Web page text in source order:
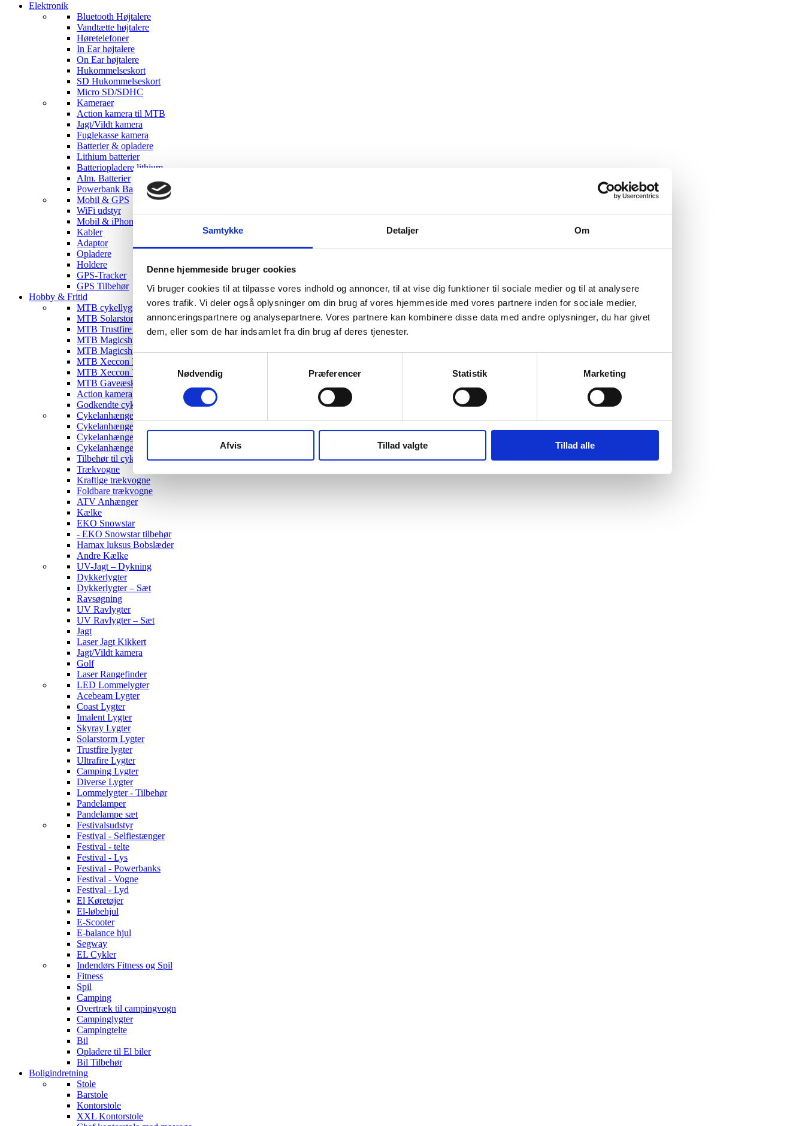
Samtykke Detaljer Om
Denne hjemmeside bruger cookies
Vi bruger cookies til at tilpasse vores indhold og annoncer, til at vise dig funktioner til sociale medier og til at analysere
vores trafik. Vi deler også oplysninger om din brug af vores hjemmeside med vores partnere inden for sociale medier,
annonceringspartnere og analysepartnere. Vores partnere kan kombinere disse data med andre oplysninger, du har givet
dem, eller som de har indsamlet fra din brug af deres tjenester.
Samtykkevalg
Nødvendig
Præferencer Statistik Marketing
Afvis Tillad valgte Tillad alle
Elektronik
Bluetooth Højtalere
Vandtætte højtalere
Høretelefoner
In Ear højtalere
On Ear højtalere
Hukommelseskort
SD Hukommelseskort
Micro SD/SDHC
Kameraer
Action kamera til MTB
Jagt/Vildt kamera
Fuglekasse kamera
Batterier & opladere
Lithium batterier
Batteriopladere lithium
Alm. Batterier
Powerbank Batterier
Mobil & GPS
WiFi udstyr
Mobil & iPhone tilbehør
Kabler
Adaptor
Opladere
Holdere
GPS-Tracker
GPS Tilbehør
Hobby & Fritid
MTB cykellygter
MTB Solarstorm Lygter & tilbehør
MTB Trustfire Lygter
MTB Magicshine Lygter
MTB Magicshine Tilbehør
MTB Xeccon Lygter
MTB Xeccon Tilbehør
MTB Gaveæske
Action kamera til MTB
Godkendte cykellygter & tilbehør
Cykelanhængere
Cykelanhænger til Børn
Cykelanhænger til hunde
Cykelanhænger Cargo
Tilbehør til cykelanhængere
Trækvogne
Kraftige trækvogne
Foldbare trækvogne
ATV Anhænger
Kælke
EKO Snowstar
- EKO Snowstar tilbehør
Hamax luksus Bobslæder
Andre Kælke
UV-Jagt – Dykning
Dykkerlygter
Dykkerlygter – Sæt
Ravsøgning
UV Ravlygter
UV Ravlygter – Sæt
Jagt
Laser Jagt Kikkert
Jagt/Vildt kamera
Golf
Laser Rangefinder
LED Lommelygter
Acebeam Lygter
Coast Lygter
Imalent Lygter
Skyray Lygter
Solarstorm Lygter
Trustfire lygter
Ultrafire Lygter
Camping Lygter
Diverse Lygter
Lommelygter - Tilbehør
Pandelamper
Pandelampe sæt
Festivalsudstyr
Festival - Selfiestænger
Festival - telte
Festival - Lys
Festival - Powerbanks
Festival - Vogne
Festival - Lyd
El Køretøjer
El-løbehjul
E-Scooter
E-balance hjul
Segway
EL Cykler
Indendørs Fitness og Spil
Fitness
Spil
Camping
Overtræk til campingvogn
Campinglygter
Campingtelte
Bil
Opladere til El biler
Bil Tilbehør
Boligindretning
Stole
Barstole
Kontorstole
XXL Kontorstole